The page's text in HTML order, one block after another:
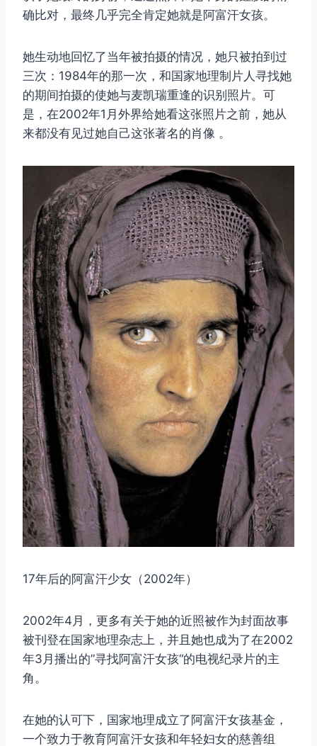
确比对，最终几乎完全肯定她就是阿富汗女孩。
她生动地回忆了当年被拍摄的情况，她只被拍到过
三次：1984年的那一次，和国家地理制片人寻找她
的期间拍摄的使她与麦凯瑞重逢的识别照片。可
是，在2002年1月外界给她看这张照片之前，她从
来都没有见过她自己这张著名的肖像 。
17年后的阿富汗少女（2002年）
2002年4月，更多有关于她的近照被作为封面故事
被刊登在国家地理杂志上，并且她也成为了在2002
年3月播出的”寻找阿富汗女孩“的电视纪录片的主
角。
在她的认可下，国家地理成立了阿富汗女孩基金，
一个致力于教育阿富汗女孩和年轻妇女的慈善组